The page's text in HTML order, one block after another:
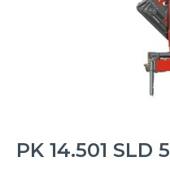
PK 14.501 SLD 5